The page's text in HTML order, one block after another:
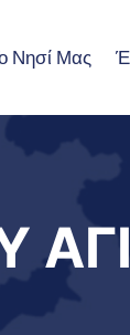
Νησί Μας